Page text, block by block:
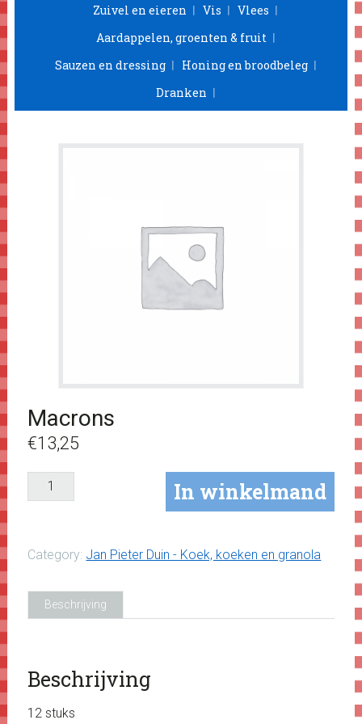
Zuivel en eieren
Vis
Vlees
Aardappelen, groenten & fruit
Sauzen en dressing
Honing en broodbeleg
Dranken
Macrons
€13,25
Macrons
aantal
In winkelmand
Category: Jan Pieter Duin - Koek, koeken en granola
Beschrijving
Beschrijving
12 stuks